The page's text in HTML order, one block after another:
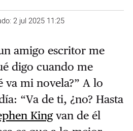
2 jul 2025 11:25
amigo escritor me
digo cuando me
va mi novela?” A lo
“Va de ti, ¿no? Hasta
Kingvan de él